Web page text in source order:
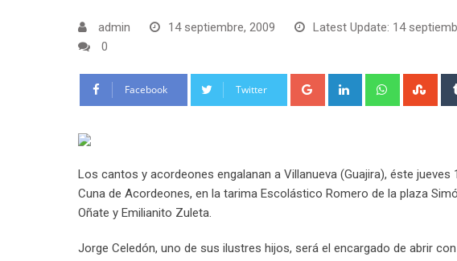
admin 14 septiembre, 2009 Latest Update: 14
0
Facebook Twitter Google+ LinkedIn Whatsapp
Los cantos y acordeones engalanan a Villanueva (Guajira), éste
Cuna de Acordeones, en la tarima Escolástico Romero de la plaza
Oñate y Emilianito Zuleta.
Jorge Celedón, uno de sus ilustres hijos, será el encargado de abrir